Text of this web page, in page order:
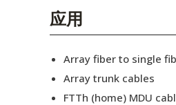
应用
Array fiber to single
Array trunk cables
FTTh (home) MDU